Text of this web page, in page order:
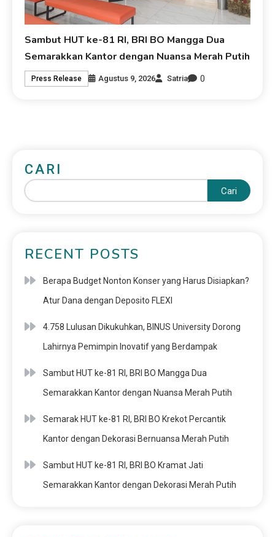
Sambut HUT ke-81 RI, BRI BO Mangga Dua
Semarakkan Kantor dengan Nuansa Merah Putih
Press Release Agustus 9, 2026 Satria 0
CARI
Cari
RECENT POSTS
Berapa Budget Nonton Konser yang Harus Disiapkan?
Atur Dana dengan Deposito FLEXI
4.758 Lulusan Dikukuhkan, BINUS University Dorong
Lahirnya Pemimpin Inovatif yang Berdampak
Sambut HUT ke-81 RI, BRI BO Mangga Dua
Semarakkan Kantor dengan Nuansa Merah Putih
Semarak HUT ke-81 RI, BRI BO Krekot Percantik
Kantor dengan Dekorasi Bernuansa Merah Putih
Sambut HUT ke-81 RI, BRI BO Kramat Jati
Semarakkan Kantor dengan Dekorasi Merah Putih